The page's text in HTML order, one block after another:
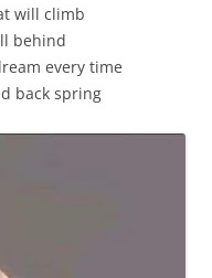
will climb
behind
every time
back spring